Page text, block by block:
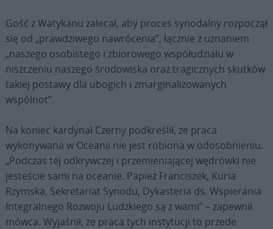
Gość z Watykanu zalecał, aby proces synodalny rozpoczął
się od „prawdziwego nawrócenia”, łącznie z uznaniem
„naszego osobistego i zbiorowego współudziału w
niszczeniu naszego środowiska oraz tragicznych skutków
takiej postawy dla ubogich i zmarginalizowanych
wspólnot”.
Na koniec kardynał Czerny podkreślił, że praca
wykonywana w Oceanii nie jest robiona w odosobnieniu.
„Podczas tej odkrywczej i przemieniającej wędrówki nie
jesteście sami na oceanie. Papież Franciszek, Kuria
Rzymska, Sekretariat Synodu, Dykasteria ds. Wspierania
Integralnego Rozwoju Ludzkiego są z wami” – zapewnił
mówca. Wyjaśnił, że praca tych instytucji to przede